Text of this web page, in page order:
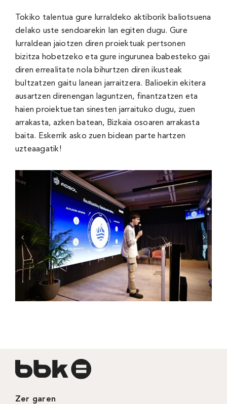
Tokiko talentua gure lurraldeko aktiborik baliotsuena
delako uste sendoarekin lan egiten dugu. Gure
lurraldean jaiotzen diren proiektuak pertsonen
bizitza hobetzeko eta gure ingurunea babesteko gai
diren errealitate nola bihurtzen diren ikusteak
bultzatzen gaitu lanean jarraitzera. Balioekin ekitera
ausartzen direnengan laguntzen, finantzatzen eta
haien proiektuetan sinesten jarraituko dugu, zuen
arrakasta, azken batean, Bizkaia osoaren arrakasta
baita. Eskerrik asko zuen bidean parte hartzen
uzteaagatik!
Zer garen